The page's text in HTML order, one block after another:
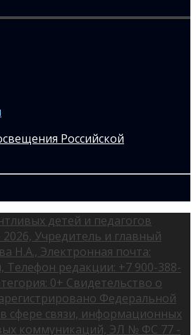
детей и педагогов
Учредитель и главный
Н.А., Электронная почта:
Телефон редакции: +7 900-388-
0+ Свидетельство о
Федеральной
сфере связи, информационных
коммуникаций, ЭЛ № ФС 77 -